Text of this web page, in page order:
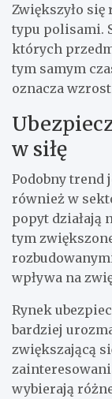
Zwiększyło
typu polisami.
których
tym samym
oznacza
w siłę
Podobny trend
również w
popyt działają
tym
wpływa na
Rynek
bardziej
zwiększającą
wybierają